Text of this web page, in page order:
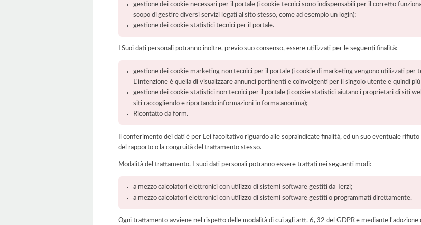
gestione dei cookie necessari per il portale (i cookie tecnici sono indispensabili per il corretto
scopo di gestire diversi servizi legati al sito stesso, come ad esempio un login);
gestione dei cookie statistici tecnici per il portale.
I Suoi dati personali potranno inoltre, previo suo consenso, essere utilizzati per le seguenti finalità:
gestione dei cookie marketing non tecnici per il portale (i cookie di marketing vengono utilizzati per
L'intenzione è quella di visualizzare annunci pertinenti e coinvolgenti per il singolo utente e quindi
gestione dei cookie statistici non tecnici per il portale (i cookie statistici aiutano i proprietari di siti
siti raccogliendo e riportando informazioni in forma anonima);
Ricontatto da form.
Il conferimento dei dati è per Lei facoltativo riguardo alle sopraindicate finalità, ed un suo eventuale
del rapporto o la congruità del trattamento stesso.
Modalità del trattamento. I suoi dati personali potranno essere trattati nei seguenti modi:
a mezzo calcolatori elettronici con utilizzo di sistemi software gestiti da Terzi;
a mezzo calcolatori elettronici con utilizzo di sistemi software gestiti o programmati direttamente.
Ogni trattamento avviene nel rispetto delle modalità di cui agli artt. 6, 32 del GDPR e mediante